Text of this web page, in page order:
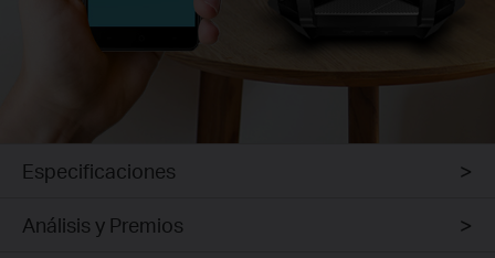
Especificaciones
Análisis y Premios